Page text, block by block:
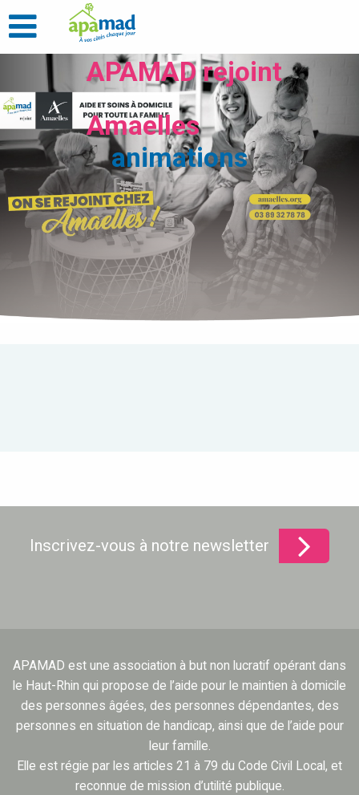
APAMAD rejoint
Amaelles
animations
Inscrivez-vous à notre newsletter
APAMAD est une association à but non lucratif opérant dans
le Haut-Rhin qui propose de l’aide pour le maintien à domicile
des personnes âgées, des personnes dépendantes, des
personnes en situation de handicap, ainsi que de l’aide pour
leur famille.
Elle est régie par les articles 21 à 79 du Code Civil Local, et
reconnue de mission d’utilité publique.